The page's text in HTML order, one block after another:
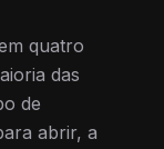
quatro
das
de
abrir, a